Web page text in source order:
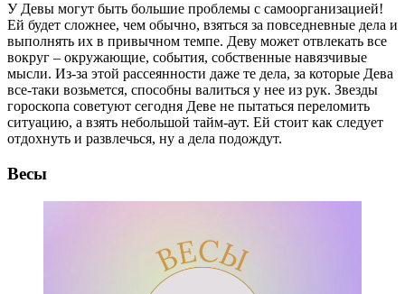
У Девы могут быть большие проблемы с самоорганизацией!
Ей будет сложнее, чем обычно, взяться за повседневные дела и
выполнять их в привычном темпе. Деву может отвлекать все
вокруг – окружающие, события, собственные навязчивые
мысли. Из-за этой рассеянности даже те дела, за которые Дева
все-таки возьмется, способны валиться у нее из рук. Звезды
гороскопа советуют сегодня Деве не пытаться переломить
ситуацию, а взять небольшой тайм-аут. Ей стоит как следует
отдохнуть и развлечься, ну а дела подождут.
Весы